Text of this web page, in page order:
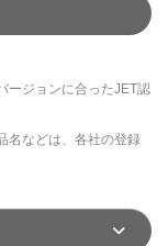
ージョンに合ったJET認
名などは、各社の登録